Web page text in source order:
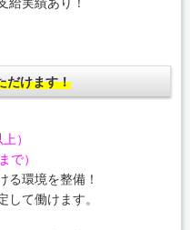
だけます！
）
で）
る環境を整備！
して働けます。